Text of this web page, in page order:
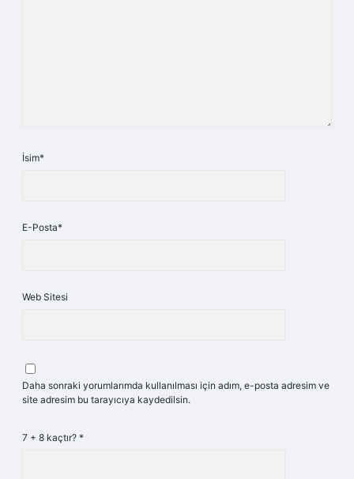
İsim*
E-Posta*
Web Sitesi
Daha sonraki yorumlarımda kullanılması için adım, e-posta adresim ve
site adresim bu tarayıcıya kaydedilsin.
7 + 8 kaçtır? *